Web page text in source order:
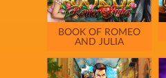
BOOK OF ROMEO
AND JULIA